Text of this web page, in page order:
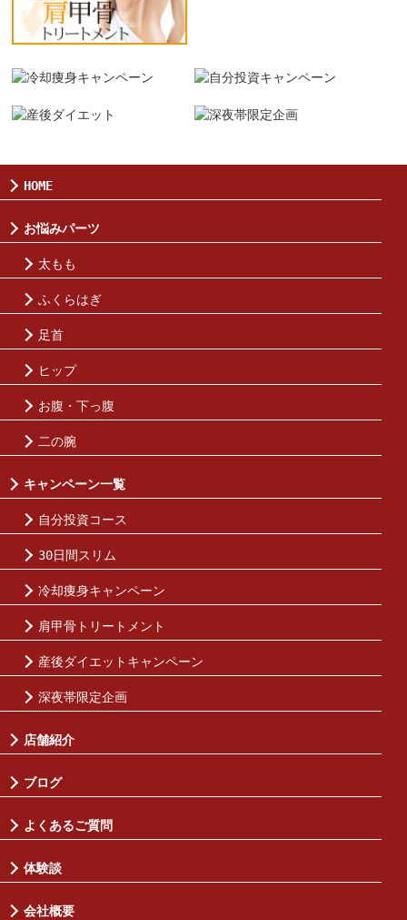
HOME
お悩みパーツ
太もも
ふくらはぎ
足首
ヒップ
お腹・下っ腹
二の腕
キャンペーン一覧
自分投資コース
30日間スリム
冷却痩身キャンペーン
肩甲骨トリートメント
産後ダイエットキャンペーン
深夜帯限定企画
店舗紹介
ブログ
よくあるご質問
体験談
会社概要